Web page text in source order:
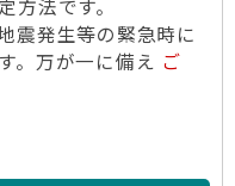
方法です。
震発生等の緊急時に
。万が一に備え ご